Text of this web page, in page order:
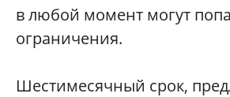
в любой момент могут
ограничения.
Шестимесячный срок,